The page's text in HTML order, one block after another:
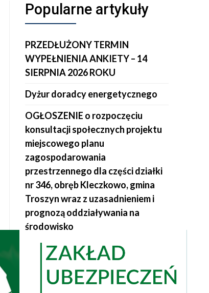
Popularne artykuły
PRZEDŁUŻONY TERMIN
WYPEŁNIENIA ANKIETY – 14
SIERPNIA 2026 ROKU
Dyżur doradcy energetycznego
OGŁOSZENIE o rozpoczęciu
konsultacji społecznych projektu
miejscowego planu
zagospodarowania
przestrzennego dla części działki
nr 346, obręb Kleczkowo, gmina
Troszyn wraz z uzasadnieniem i
prognozą oddziaływania na
środowisko